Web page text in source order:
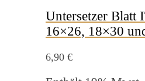
Untersetzer Blatt
16×26, 18×30
6,90 €